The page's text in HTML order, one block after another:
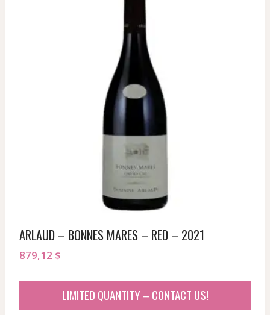
ARLAUD – BONNES MARES – RED – 2021
879,12 $
LIMITED QUANTITY – CONTACT US!